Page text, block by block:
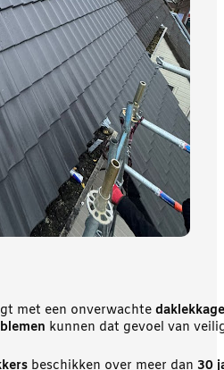
met een onverwachte daklekkage
kunnen dat gevoel van
beschikken over meer dan 30